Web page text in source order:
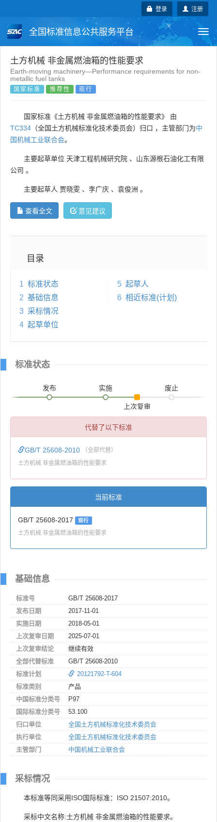
注册
登录
全国标准信息公共服务平台
国家标准 行业标准
团体标准
土方机械 非金属燃油箱的性能要求
Earth-moving machinery—Performance requirements for non-
metallic fuel tanks
国家标准 推荐性 现行
国家标准《土方机械 非金属燃油箱的性能要求》 由
TC334 （全国土方机械标准化技术委员会）归口 ，主管部门为中
国机械工业联合会。
主要起草单位 天津工程机械研究院 、 山东源根石油化工有限
公司 。
主要起草人 贾晓雯 、 李广庆 、 袁俊洲 。
查看全文 意见建议
目录
1 标准状态
2 基础信息
3 采标情况
4 起草单位
5 起草人
6 相近标准(计划)
标准状态
发布 实施
上次复审
废止
代替了以下标准
GB/T 25608-2010 （全部代替）
土方机械 非金属燃油箱的性能要求
当前标准
GB/T 25608-2017 现行
土方机械 非金属燃油箱的性能要求
基础信息
标准号
GB/T 25608-2017
发布日期
2017-11-01
实施日期
2018-05-01
上次复审日期
2025-07-01
上次复审结论
继续有效
全部代替标准
GB/T 25608-2010
标准计划
20121792-T-604
标准类别
产品
中国标准分类号
P97
国际标准分类号
53.100
归口单位
全国土方机械标准化技术委员会
执行单位
全国土方机械标准化技术委员会
主管部门
中国机械工业联合会
采标情况
本标准等同采用ISO国际标准：ISO 21507:2010。
采标中文名称:土方机械 非金属燃油箱的性能要求。